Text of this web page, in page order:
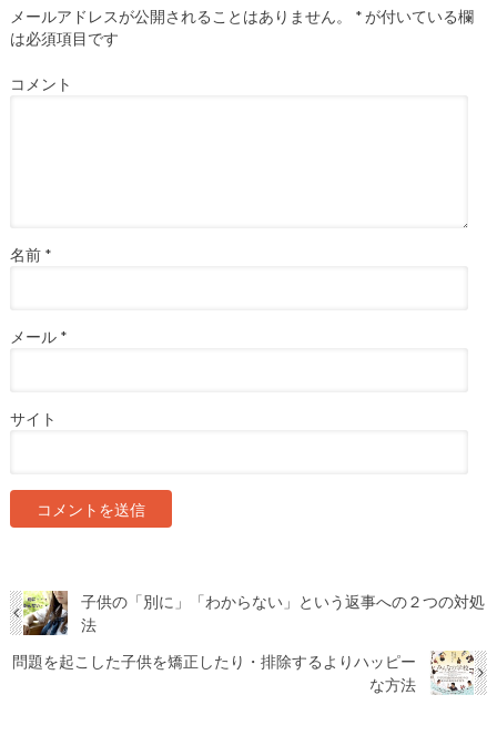
メールアドレスが公開されることはありません。 *が付いている欄
は必須項目です
コメント
名前 *
メール *
サイト
子供の「別に」「わからない」という返事への２つの対処
法
問題を起こした子供を矯正したり・排除するよりハッピー
な方法